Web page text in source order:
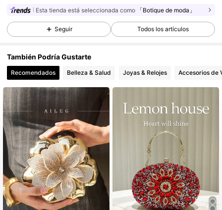
4,90 10K Seguidores
4,90 10K Seguidores
4,90 10K Seguidores
4,90 10K Seguidores
4,90 10K Seguidores
4,90 10K Seguidores
Esta tienda está seleccionada como 「Botique de moda」
Seguir Todos los artículos
También Podría Gustarte
Recomendados Belleza & Salud Joyas & Relojes Accesorios de